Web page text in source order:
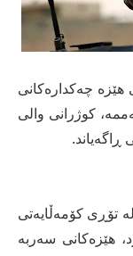
هێزە چەکدارەکانی
کوژرانی والی
تۆڕی کۆمەڵایەتی
هێزەکانی سەربە